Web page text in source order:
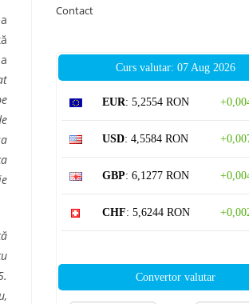
Contact
Curs valutar: 07 Aug 2026
EUR: 5,2554 RON
USD: 4,5584 RON
GBP: 6,1277 RON
CHF: 5,6244 RON
Convertor valutar